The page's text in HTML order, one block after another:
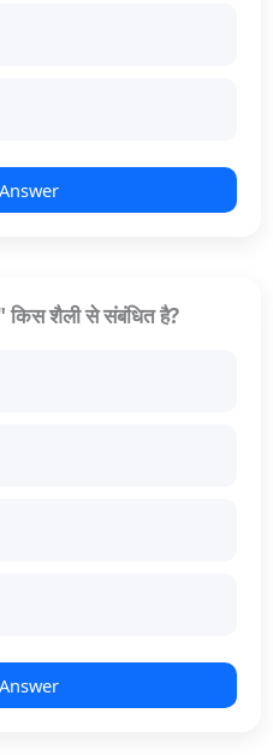
किस शैली से संबंधित है?